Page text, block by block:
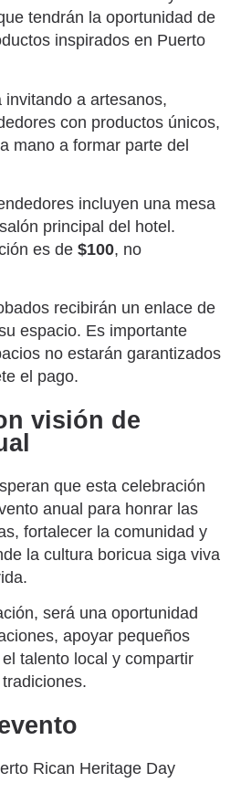
tendrán la oportunidad de
inspirados en Puerto
a artesanos,
con productos únicos,
mano a formar parte del
incluyen una mesa
principal del hotel.
es de $100, no
recibirán un enlace de
espacio. Es importante
no estarán garantizados
el pago.
visión de
que esta celebración
anual para honrar las
fortalecer la comunidad y
la cultura boricua siga viva
será una oportunidad
apoyar pequeños
talento local y compartir
Rican Heritage Day